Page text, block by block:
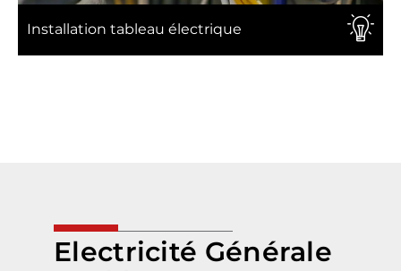
Installation tableau électrique
Electricité Générale